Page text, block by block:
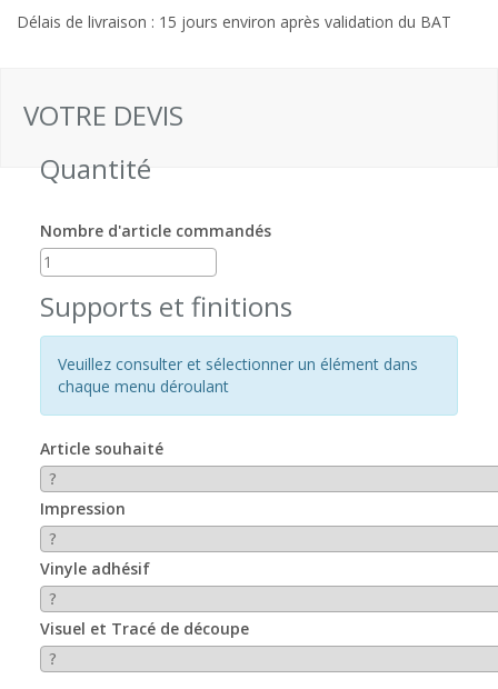
Délais de livraison : 15 jours environ après validation du BAT
VOTRE DEVIS
Quantité
Nombre d'article commandés
Supports et finitions
Veuillez consulter et sélectionner un élément dans
chaque menu déroulant
Article souhaité
Impression
Vinyle adhésif
Visuel et Tracé de découpe